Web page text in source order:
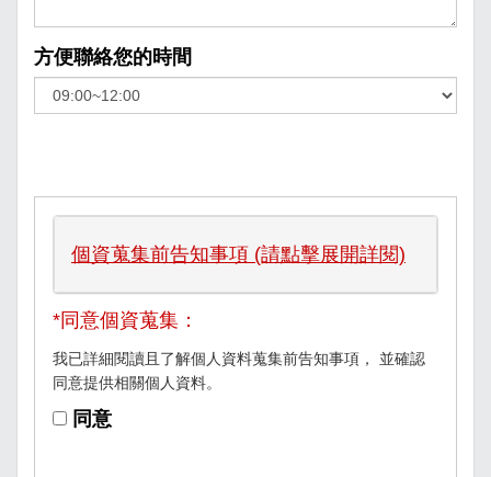
方便聯絡您的時間
個資蒐集前告知事項 (請點擊展開詳閱)
*同意個資蒐集：
我已詳細閱讀且了解個人資料蒐集前告知事項， 並確認
同意提供相關個人資料。
同意